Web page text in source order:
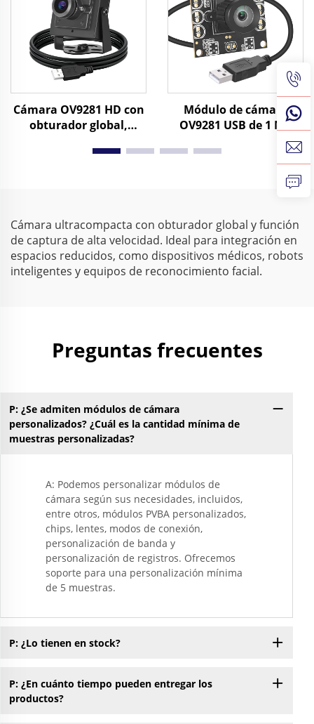
industrial cámara
Cámara OV9281 HD con
obturador global,
800P, 210fps, 640x480,
Módulo de cámara
OV9281 USB de 1 MP
obturador global,
monocromática de 210
inspección visual
Cámara ultracompacta con obturador global y función
de captura de alta velocidad. Ideal para integración en
espacios reducidos, como dispositivos médicos, robots
inteligentes y equipos de reconocimiento facial.
Preguntas frecuentes
P: ¿Se admiten módulos de cámara
personalizados? ¿Cuál es la cantidad mínima de
muestras personalizadas?
A: Podemos personalizar módulos de
cámara según sus necesidades, incluidos,
entre otros, módulos PVBA personalizados,
chips, lentes, modos de conexión,
personalización de banda y
personalización de registros. Ofrecemos
soporte para una personalización mínima
de 5 muestras.
P: ¿Lo tienen en stock?
P: ¿En cuánto tiempo pueden entregar los
productos?